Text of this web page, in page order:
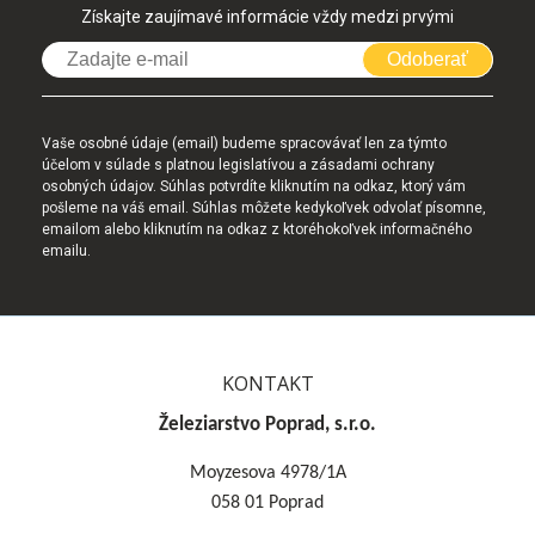
Získajte zaujímavé informácie vždy medzi prvými
Odoberať
Vaše osobné údaje (email) budeme spracovávať len za týmto
účelom v súlade s platnou legislatívou a zásadami ochrany
osobných údajov. Súhlas potvrdíte kliknutím na odkaz, ktorý vám
pošleme na váš email. Súhlas môžete kedykoľvek odvolať písomne,
emailom alebo kliknutím na odkaz z ktoréhokoľvek informačného
emailu.
KONTAKT
Železiarstvo Poprad, s.r.o.
Moyzesova 4978/1A
058 01 Poprad